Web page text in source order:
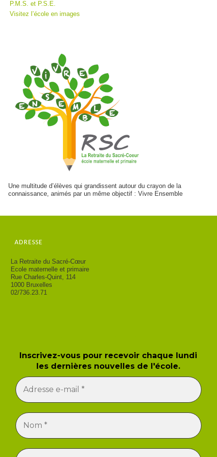
P.M.S. et P.S.E.
Visitez l’école en images
Une multitude d’élèves qui grandissent autour du crayon de la
connaissance, animés par un même objectif : Vivre Ensemble
ADRESSE
La Retraite du Sacré-Cœur
Ecole maternelle et primaire
Rue Charles-Quint, 114
1000 Bruxelles
02/736.23.71
Inscrivez-vous pour recevoir chaque lundi
les dernières nouvelles de l'école.